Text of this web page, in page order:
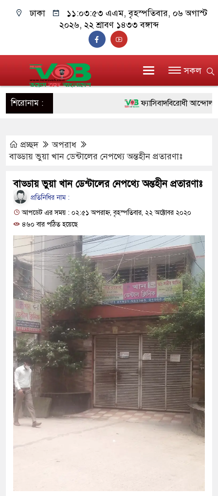
ঢাকা ১১:০৩:৫৪ এএম, বৃহস্পতিবার, ০৬ অগাস্ট
২০২৬, ২২ শ্রাবণ ১৪৩৩ বঙ্গাব্দ
সকল
শিরোনাম : ফ্যাসিবাদবিরোধী আন্দোলনে
উদ্ধার
মিরপুর মডেল থানার
মাদক কারবারি গ্রেফতার
২৮ লাখ টাকার জাল নোটসহ
থানা পুলিশ
যেকোনো সময় বেনজীরের
নেতৃত্ব ও গণতন্ত্রের মূর্তমান
যে ভাবে ডেভিড ইমনের কাছে
‘আজহার খান’
অবৈধ বিদেশি পিস্তল,
জড়িত কিশোর গ্যাংয়ের চার শিশু
থানা পুলিশ
প্রচ্ছদ
অপরাধ
বাড্ডায় ভুয়া খান ডেন্টালের নেপথ্যে অন্তহীন প্রতারণাঃ
বাড্ডায় ভুয়া খান ডেন্টালের নেপথ্যে অন্তহীন প্রতারণাঃ
প্রতিনিধির নাম :
আপডেট এর সময় : ০২:৫১ অপরাহ্ন, বৃহস্পতিবার, ২২ অক্টোবর ২০২০
৪৬০ বার পঠিত হয়েছে